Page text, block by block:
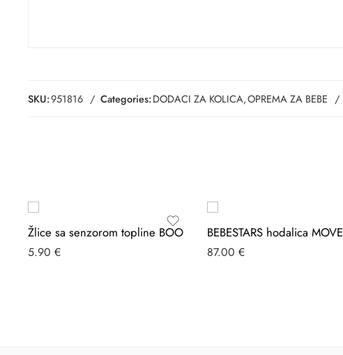
SKU:951816 Categories:DODACI ZA KOLICA,OPREMA ZA BEBE
Žlice sa senzorom topline BOO
5.90 €
BEBESTARS hodalica MOVE
87.00 €